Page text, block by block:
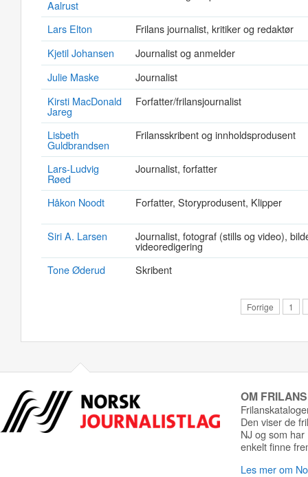
Aalrust
Lars Elton
Frilans journalist, kritiker og redaktør
Kjetil Johansen
Journalist og anmelder
Julie Maske
Journalist
Kirsti MacDonald
Jareg
Forfatter/frilansjournalist
Lisbeth
Guldbrandsen
Frilansskribent og innholdsprodusent
Lars-Ludvig
Røed
Journalist, forfatter
Håkon Noodt Forfatter, Storyprodusent, Klipper
Siri A. Larsen Journalist, fotograf (stills og video),
videoredigering
Tone Øderud
Skribent
Forrige 1
OM
Den viser de
NJ og som
enkelt finne
Les mer om